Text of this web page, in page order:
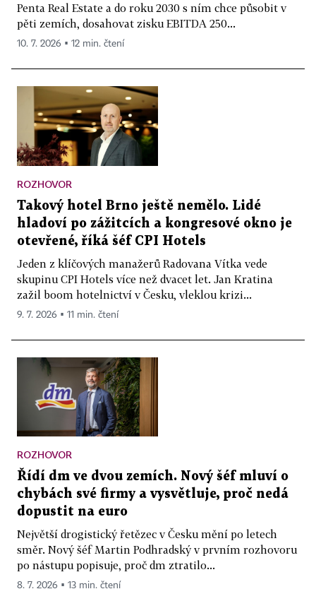
Penta Real Estate a do roku 2030 s ním chce působit v
pěti zemích, dosahovat zisku EBITDA 250...
10. 7. 2026 ▪ 12 min. čtení
ROZHOVOR
Takový hotel Brno ještě nemělo. Lidé
hladoví po zážitcích a kongresové okno je
otevřené, říká šéf CPI Hotels
Jeden z klíčových manažerů Radovana Vítka vede
skupinu CPI Hotels více než dvacet let. Jan Kratina
zažil boom hotelnictví v Česku, vleklou krizi...
9. 7. 2026 ▪ 11 min. čtení
ROZHOVOR
Řídí dm ve dvou zemích. Nový šéf mluví o
chybách své firmy a vysvětluje, proč nedá
dopustit na euro
Největší drogistický řetězec v Česku mění po letech
směr. Nový šéf Martin Podhradský v prvním rozhovoru
po nástupu popisuje, proč dm ztratilo...
8. 7. 2026 ▪ 13 min. čtení